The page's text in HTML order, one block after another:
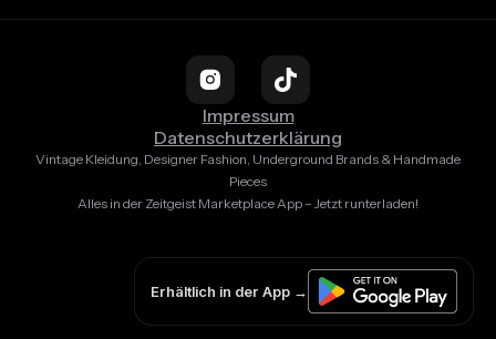
Impressum
Datenschutzerklärung
Vintage Kleidung, Designer Fashion, Underground Brands & Handmade
Pieces
Alles in der Zeitgeist Marketplace App – Jetzt runterladen!
Erhältlich in der App →